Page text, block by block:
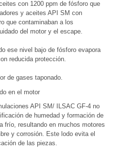
con 1200 ppm de fósforo que
y aceites API SM con
que contaminaban a los
del motor y el escape.
ese nivel bajo de fósforo evapora
reducida protección.
de gases taponado.
API SM/ ILSAC GF-4 no
de humedad y formación de
frío, resultando en muchos motores
y corrosión. Este lodo evita el
de las piezas.